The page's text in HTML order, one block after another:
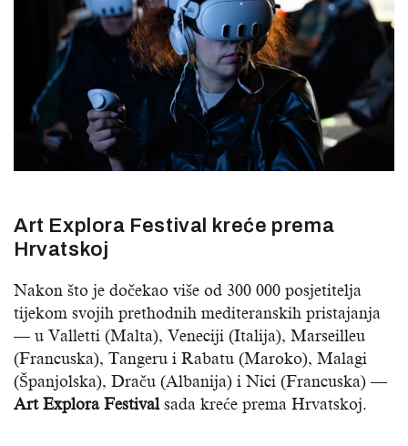
Art Explora Festival kreće prema
Hrvatskoj
Nakon što je dočekao više od 300 000 posjetitelja
tijekom svojih prethodnih mediteranskih pristajanja
— u Valletti (Malta), Veneciji (Italija), Marseilleu
(Francuska), Tangeru i Rabatu (Maroko), Malagi
(Španjolska), Draču (Albanija) i Nici (Francuska) —
Art Explora Festivalsada kreće prema Hrvatskoj.